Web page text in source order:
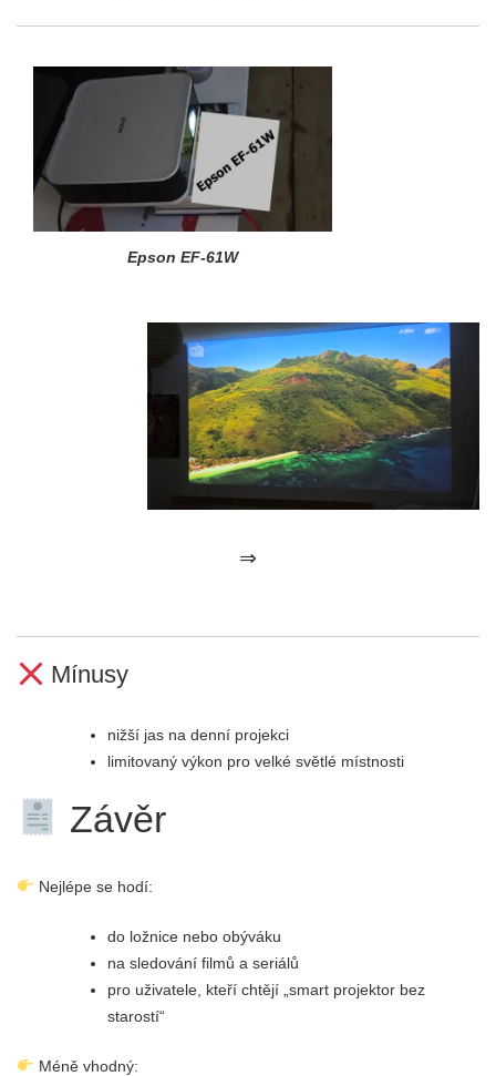
Epson EF-61W
⇒
Mínusy
nižší jas na denní projekci
limitovaný výkon pro velké světlé místnosti
Závěr
Nejlépe se hodí:
do ložnice nebo obýváku
na sledování filmů a seriálů
pro uživatele, kteří chtějí „smart projektor bez
starostí“
Méně vhodný: